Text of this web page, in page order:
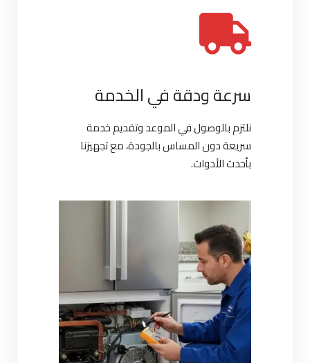
سرعة ودقة في الخدمة
نلتزم بالوصول في الموعد وتقديم خدمة
سريعة دون المساس بالجودة، مع تجهيزنا
بأحدث الأدوات.